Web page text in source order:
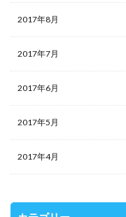
2017年8月
2017年7月
2017年6月
2017年5月
2017年4月